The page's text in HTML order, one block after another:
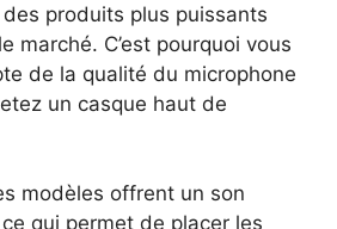
produits plus puissants
marché. C’est pourquoi vous
de la qualité du microphone
un casque haut de
modèles offrent un son
ce qui permet de placer les